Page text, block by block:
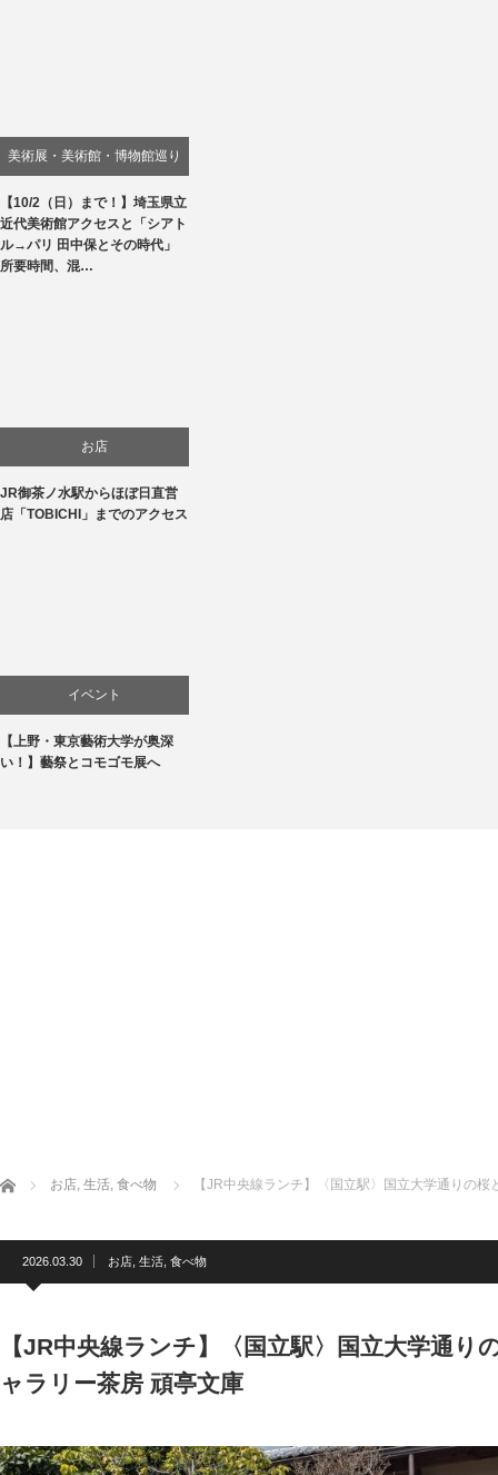
美術展・美術館・博物館巡り
【10/2（日）まで！】埼玉県立
近代美術館アクセスと「シアト
ル→パリ 田中保とその時代」
所要時間、混…
お店
JR御茶ノ水駅からほぼ日直営
店「TOBICHI」までのアクセス
イベント
お店
【上野・東京藝術大学が奥深
い！】藝祭とコモゴモ展へ
ホーム お店, 生活, 食べ物 【JR中央線ランチ】〈国立駅〉国立大学通りの
2026.03.30 お店 生活 食べ物
【JR中央線ランチ】〈国立駅〉国立大学通り
ャラリー茶房 頑亭文庫